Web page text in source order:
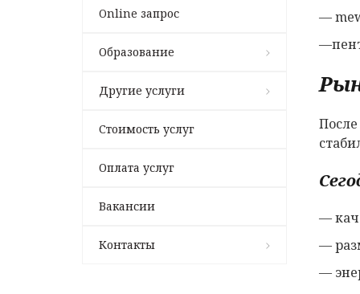
Online запрос
Образование
Другие услуги
Стоимость услуг
Оплата услуг
Вакансии
Контакты
—
—
—
—